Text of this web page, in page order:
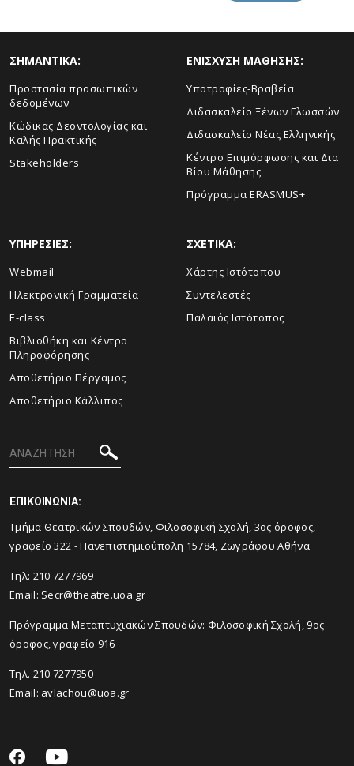
ΣHMANTIKA:
Προστασία προσωπικών
δεδομένων
Κώδικας Δεοντολογίας και
Καλής Πρακτικής
Stakeholders
ΕΝΙΣΧΥΣΗ ΜΑΘΗΣΗΣ:
Yποτροφίες-Βραβεία
Διδασκαλείο Ξένων Γλωσσών
Διδασκαλείο Νέας Ελληνικής
Κέντρο Επιμόρφωσης και Δια
Βίου Μάθησης
Πρόγραμμα ERASMUS+
ΥΠΗΡΕΣΙΕΣ:
Webmail
Ηλεκτρονική Γραμματεία
E-class
Βιβλιοθήκη και Κέντρο
Πληροφόρησης
Aποθετήριο Πέργαμος
Αποθετήριο Κάλλιπος
ΣΧΕΤΙΚΑ:
Xάρτης Ιστότοπου
Συντελεστές
Παλαιός Ιστότοπος
ΕΠΙΚΟΙΝΩΝΙΑ:
Tμήμα Θεατρικών Σπουδών, Φιλοσοφική Σχολή, 3ος όροφος,
γραφείο 322 - Πανεπιστημιούπολη 15784, Ζωγράφου Αθήνα
Τηλ: 210 7277969
Email: Secr@theatre.uoa.gr
Πρόγραμμα Μεταπτυχιακών Σπουδών: Φιλοσοφική Σχολή, 9ος
όροφος, γραφείο 916
Τηλ. 210 7277950
Email: avlachou@uoa.gr